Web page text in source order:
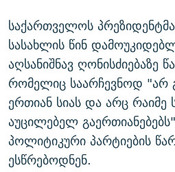
საქართველოს
სასახლის წინ
აღსანიშნავ ღონისძიებაზე
რომელიც საარჩევნოდ "არ
ერთიან სიას და არც
აუცილებელ
პოლიტიკური პარტიების
ესწრებოდნენ.